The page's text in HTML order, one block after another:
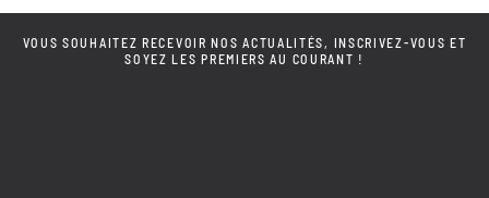
VOUS SOUHAITEZ RECEVOIR NOS ACTUALITÉS, INSCRIVEZ-VOUS ET
SOYEZ LES PREMIERS AU COURANT !